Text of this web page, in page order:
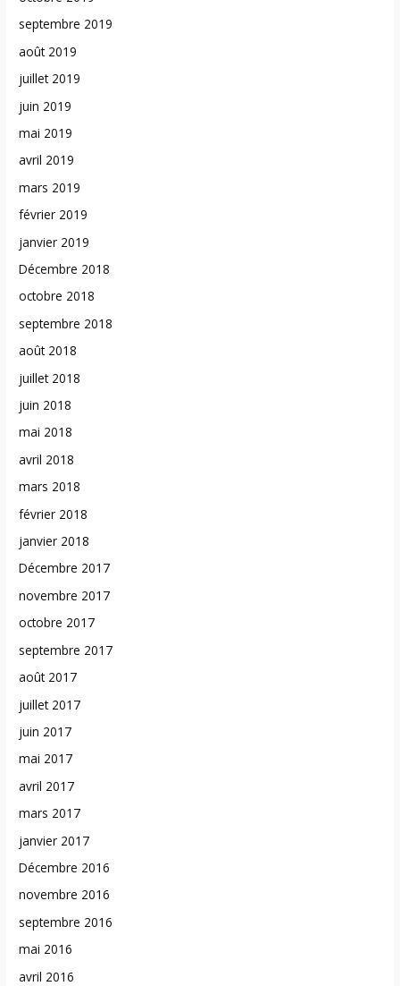
septembre 2019
août 2019
juillet 2019
juin 2019
mai 2019
avril 2019
mars 2019
février 2019
janvier 2019
Décembre 2018
octobre 2018
septembre 2018
août 2018
juillet 2018
juin 2018
mai 2018
avril 2018
mars 2018
février 2018
janvier 2018
Décembre 2017
novembre 2017
octobre 2017
septembre 2017
août 2017
juillet 2017
juin 2017
mai 2017
avril 2017
mars 2017
janvier 2017
Décembre 2016
novembre 2016
septembre 2016
mai 2016
avril 2016